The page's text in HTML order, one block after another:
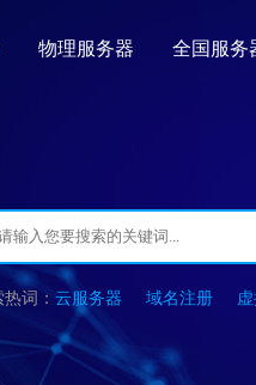
物理服务器 全国服务
云服务器 域名注册